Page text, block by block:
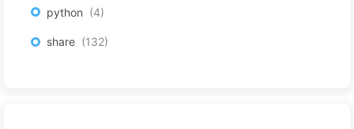
python 4
share 132